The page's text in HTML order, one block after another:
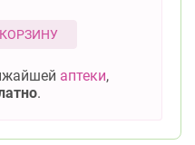
аптеки,
.